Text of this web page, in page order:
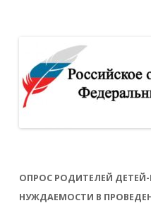
ОПРОС РОДИТЕЛЕЙ
НУЖДАЕМОСТИ В